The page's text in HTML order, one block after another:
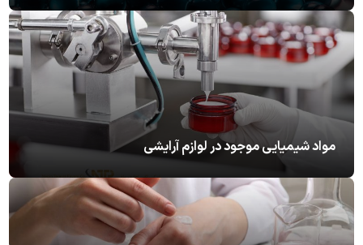
مواد شیمیایی موجود در لوازم آرایشی